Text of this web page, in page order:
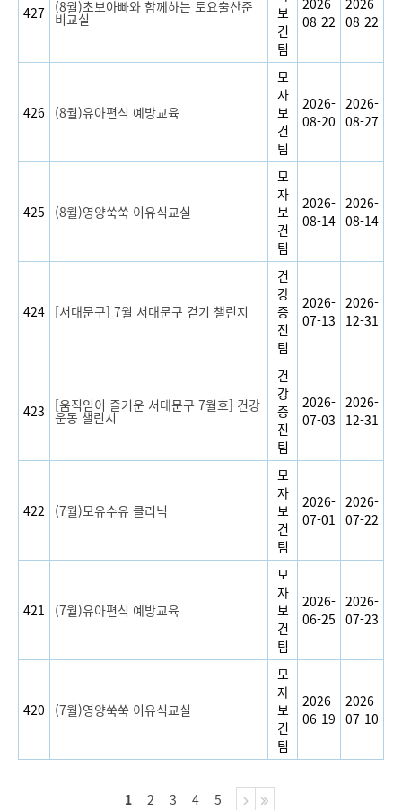
427 (8월)초보아빠와 함께하는 토요출산준
비교실
보
건
팀
2026-
08-22
2026-
08-22
426 (8월)유아편식 예방교육
모
자
보
건
팀
2026-
08-20
2026-
08-27
425 (8월)영양쑥쑥 이유식교실
모
자
보
건
팀
2026-
08-14
2026-
08-14
424 [서대문구] 7월 서대문구 걷기 챌린지
건
강
증
진
팀
2026-
07-13
2026-
12-31
423 [움직임이 즐거운 서대문구 7월호] 건강
운동 챌린지
건
강
증
진
팀
2026-
07-03
2026-
12-31
422 (7월)모유수유 클리닉
모
자
보
건
팀
2026-
07-01
2026-
07-22
421 (7월)유아편식 예방교육
모
자
보
건
팀
2026-
06-25
2026-
07-23
420 (7월)영양쑥쑥 이유식교실
모
자
보
건
팀
2026-
06-19
2026-
07-10
1 2 3 4 5